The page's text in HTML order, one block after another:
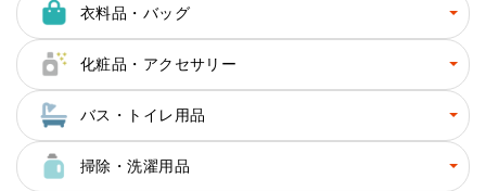
衣料品・バッグ
化粧品・アクセサリー
バス・トイレ用品
掃除・洗濯用品